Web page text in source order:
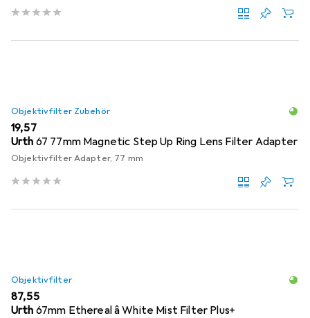
Objektivfilter Zubehör
EUR
19,57
Urth 67 77mm Magnetic Step Up Ring Lens Filter Adapter
Objektivfilter Adapter, 77 mm
Objektivfilter
EUR
87,55
Urth
67mm Ethereal â White Mist Filter Plus+